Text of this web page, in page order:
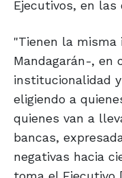
Ejecutivos, en
"Tienen la misma
Mandagarán-, en
institucionalidad
eligiendo a
quienes van a
bancas,
negativas hacia